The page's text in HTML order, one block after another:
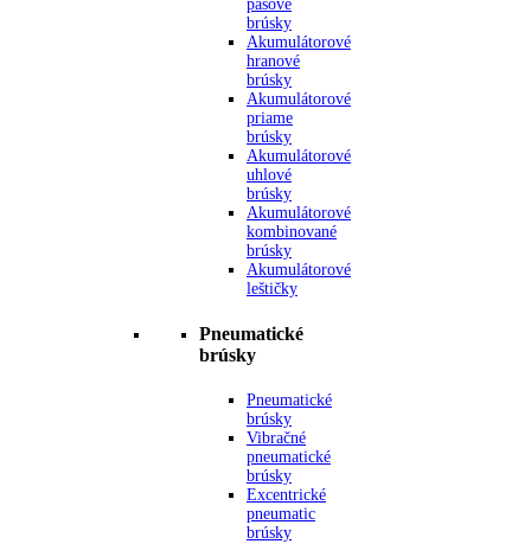
pásové
brúsky
Akumulátorové
hranové
brúsky
Akumulátorové
priame
brúsky
Akumulátorové
uhlové
brúsky
Akumulátorové
kombinované
brúsky
Akumulátorové
leštičky
Pneumatické
brúsky
Pneumatické
brúsky
Vibračné
pneumatické
brúsky
Excentrické
pneumatic
brúsky